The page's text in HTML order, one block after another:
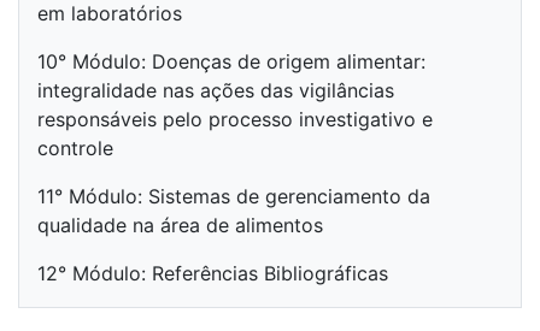
em laboratórios
10° Módulo: Doenças de origem alimentar:
integralidade nas ações das vigilâncias
responsáveis pelo processo investigativo e
controle
11° Módulo: Sistemas de gerenciamento da
qualidade na área de alimentos
12° Módulo: Referências Bibliográficas